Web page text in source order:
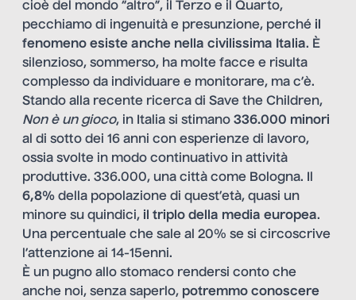
cioè del mondo “altro”, il Terzo e il Quarto,
pecchiamo di ingenuità e presunzione, perché il
fenomeno esiste anche nella civilissima Italia. È
silenzioso, sommerso, ha molte facce e risulta
complesso da individuare e monitorare, ma c’è.
Stando alla recente ricerca di Save the Children,
Non è un gioco, in Italia si stimano 336.000 minori
al di sotto dei 16 anni con esperienze di lavoro,
ossia svolte in modo continuativo in attività
produttive. 336.000, una città come Bologna. Il
6,8% della popolazione di quest’età, quasi un
minore su quindici, il triplo della media europea.
Una percentuale che sale al 20% se si circoscrive
l’attenzione ai 14-15enni.
È un pugno allo stomaco rendersi conto che
anche noi, senza saperlo, potremmo conoscere